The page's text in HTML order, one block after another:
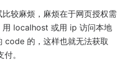
较麻烦，麻烦在于网页授权需
用 localhost 或用 ip 访问本地
code 的，这样也就无法获取
。